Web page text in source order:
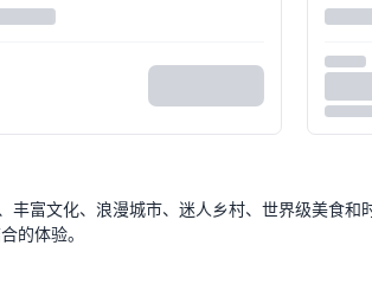
富文化、浪漫城市、迷人乡村、世界级美食和
的体验。